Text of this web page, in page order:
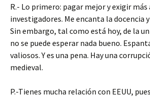
R.- Lo primero: pagar mejor y exigir más
investigadores. Me encanta la docencia
Sin embargo, tal como está hoy, de la
no se puede esperar nada bueno.
valiosos. Y es una pena. Hay una
medieval.
P.-Tienes mucha relación con EEUU,